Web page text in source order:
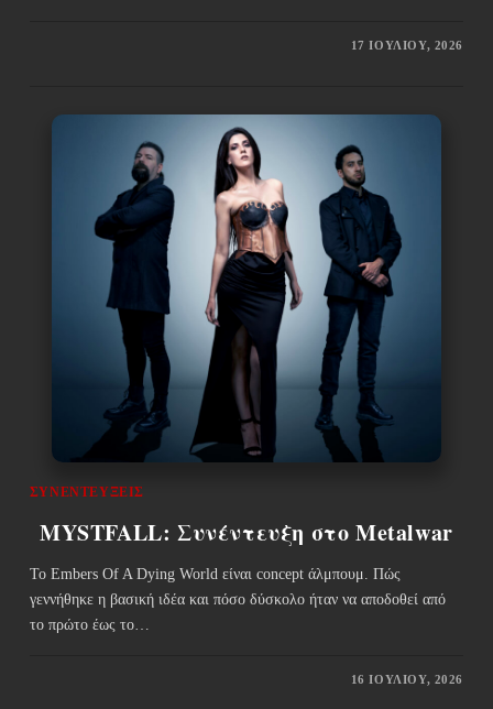
17 ΙΟΥΛΊΟΥ, 2026
ΣΥΝΕΝΤΕΎΞΕΙΣ
MYSTFALL: Συνέντευξη στο Metalwar
Το Embers Of A Dying World είναι concept άλμπουμ. Πώς
γεννήθηκε η βασική ιδέα και πόσο δύσκολο ήταν να αποδοθεί από
το πρώτο έως το…
16 ΙΟΥΛΊΟΥ, 2026